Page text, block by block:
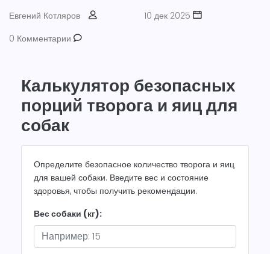
Евгений Котляров
10 дек 2025
0 Комментарии
Калькулятор безопасных
порций творога и яиц для
собак
Определите безопасное количество творога и яиц
для вашей собаки. Введите вес и состояние
здоровья, чтобы получить рекомендации.
Вес собаки (кг):